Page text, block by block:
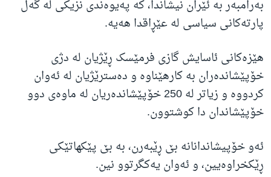
به‌رامبه‌ر به‌ ئێران نیشاندا، که‌ په‌یوه‌ندی نزیکی له‌ گه‌ڵ
پارته‌کانی سیاسی له‌ عێڕاقدا هه‌یه‌.
هێزه‌کانی ئاسایش گازی فرمێسک ڕێژیان له‌ دژی
خۆپێشانده‌ران به‌ کارهێناوه‌ و ده‌سترێژیان له‌ ئه‌وان
کردووه‌ و زیاتر له‌ 250 خۆپێشانده‌ریان له‌ ماوه‌ی دوو
خۆپێشاندان دا کوشتوون.
ئه‌و خۆپیشاندانانه‌ بێ ڕێبه‌رن، به‌ بێ پێکهاتێکی
ڕێکخراوه‌یین، و ئه‌وان یه‌کگرتوو نین.